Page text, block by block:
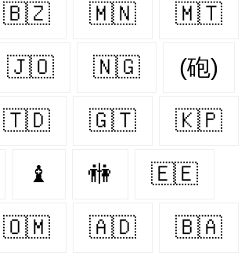
🇧🇿 🇲🇳 🇲🇹
🇯🇴 🇳🇬 (砲)
🇹🇩 🇬🇹 🇰🇵
♝ 🚻 🇪🇪
🇴🇲 🇦🇩 🇧🇦